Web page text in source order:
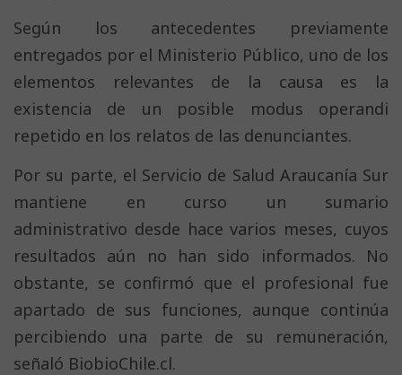
Según los antecedentes previamente
entregados por el Ministerio Público, uno de los
elementos relevantes de la causa es la
existencia de un posible modus operandi
repetido en los relatos de las denunciantes.
Por su parte, el Servicio de Salud Araucanía Sur
mantiene en curso un sumario
administrativo desde hace varios meses, cuyos
resultados aún no han sido informados. No
obstante, se confirmó que el profesional fue
apartado de sus funciones, aunque continúa
percibiendo una parte de su remuneración,
señaló BiobioChile.cl.